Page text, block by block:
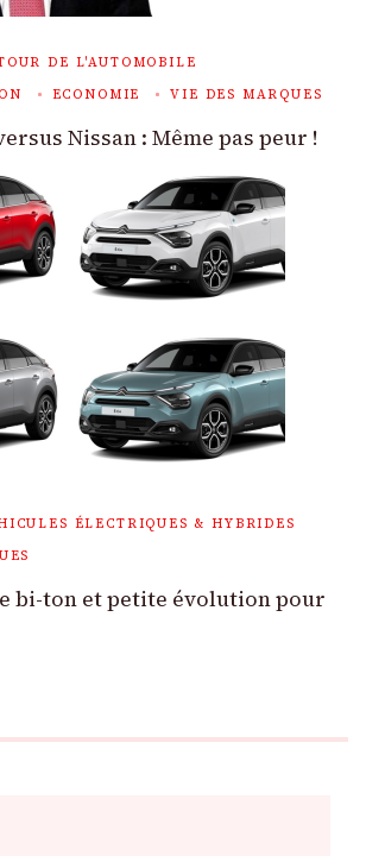
DE L'AUTOMOBILE
ECONOMIE VIE DES MARQUES
Nissan : Même pas peur !
ÉLECTRIQUES & HYBRIDES
bi-ton et petite évolution pour